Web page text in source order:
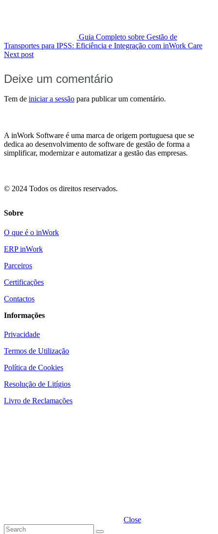
Guia Completo sobre Gestão de
Transportes para IPSS: Eficiência e Integração com inWork Care
Next post
Deixe um comentário
Tem de iniciar a sessão para publicar um comentário.
A inWork Software é uma marca de origem portuguesa que se
dedica ao desenvolvimento de software de gestão de forma a
simplificar, modernizar e automatizar a gestão das empresas.
© 2024 Todos os direitos reservados.
Sobre
O que é o inWork
ERP inWork
Parceiros
Certificações
Contactos
Informações
Privacidade
Termos de Utilização
Política de Cookies
Resolução de Litígios
Livro de Reclamações
Close